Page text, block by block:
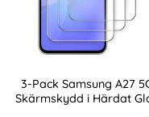
3-Pack Samsung A27
Skärmskydd i Härdat